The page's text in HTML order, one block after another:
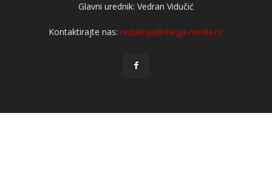
Glavni urednik: Vedran Vidučić
Kontaktirajte nas:redakcija@mega-media.hr